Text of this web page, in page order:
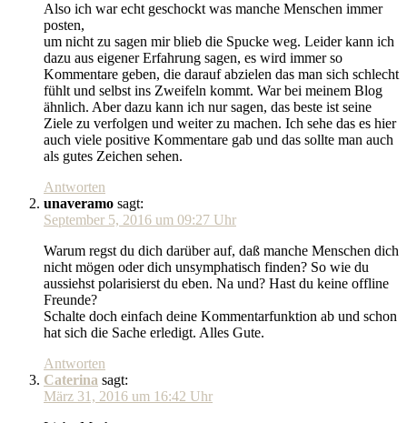
Also ich war echt geschockt was manche Menschen immer
posten,
um nicht zu sagen mir blieb die Spucke weg. Leider kann ich
dazu aus eigener Erfahrung sagen, es wird immer so
Kommentare geben, die darauf abzielen das man sich schlecht
fühlt und selbst ins Zweifeln kommt. War bei meinem Blog
ähnlich. Aber dazu kann ich nur sagen, das beste ist seine
Ziele zu verfolgen und weiter zu machen. Ich sehe das es hier
auch viele positive Kommentare gab und das sollte man auch
als gutes Zeichen sehen.
Antworten
unaveramo sagt:
September 5, 2016 um 09:27 Uhr
Warum regst du dich darüber auf, daß manche Menschen dich
nicht mögen oder dich unsymphatisch finden? So wie du
aussiehst polarisierst du eben. Na und? Hast du keine offline
Freunde?
Schalte doch einfach deine Kommentarfunktion ab und schon
hat sich die Sache erledigt. Alles Gute.
Antworten
Caterina sagt:
März 31, 2016 um 16:42 Uhr